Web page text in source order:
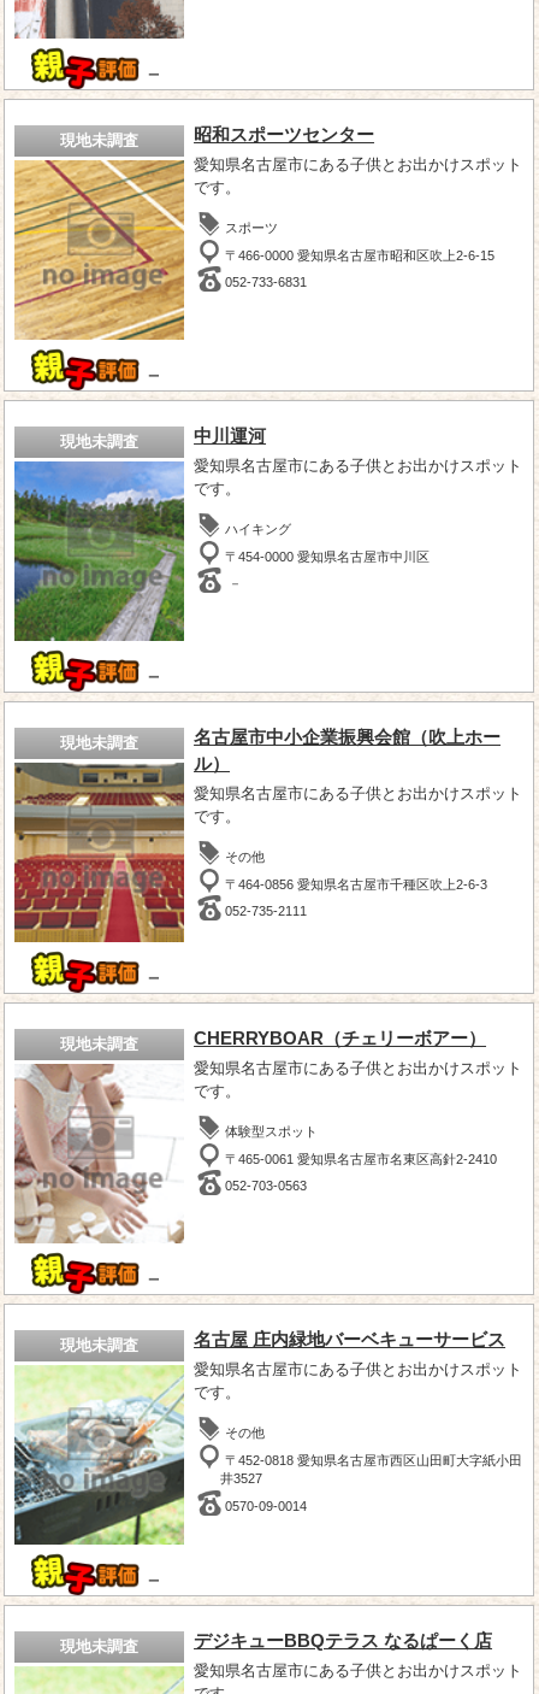
－
現地未調査
－
昭和スポーツセンター
愛知県名古屋市にある子供とお出かけスポット
です。
スポーツ
〒466-0000 愛知県名古屋市昭和区吹上2-6-15
052-733-6831
現地未調査
－
中川運河
愛知県名古屋市にある子供とお出かけスポット
です。
ハイキング
〒454-0000 愛知県名古屋市中川区
－
現地未調査
－
名古屋市中小企業振興会館（吹上ホー
ル）
愛知県名古屋市にある子供とお出かけスポット
です。
その他
〒464-0856 愛知県名古屋市千種区吹上2-6-3
052-735-2111
現地未調査
－
CHERRYBOAR（チェリーボアー）
愛知県名古屋市にある子供とお出かけスポット
です。
体験型スポット
〒465-0061 愛知県名古屋市名東区高針2-2410
052-703-0563
現地未調査
－
名古屋 庄内緑地バーベキューサービス
愛知県名古屋市にある子供とお出かけスポット
です。
その他
〒452-0818 愛知県名古屋市西区山田町大字紙小田
井3527
0570-09-0014
現地未調査 デジキューBBQテラス なるぱーく店
愛知県名古屋市にある子供とお出かけスポット